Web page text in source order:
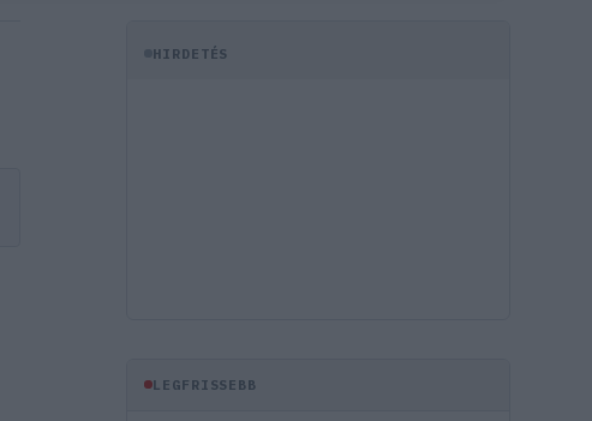
HIRDETÉS
LEGFRISSEBB